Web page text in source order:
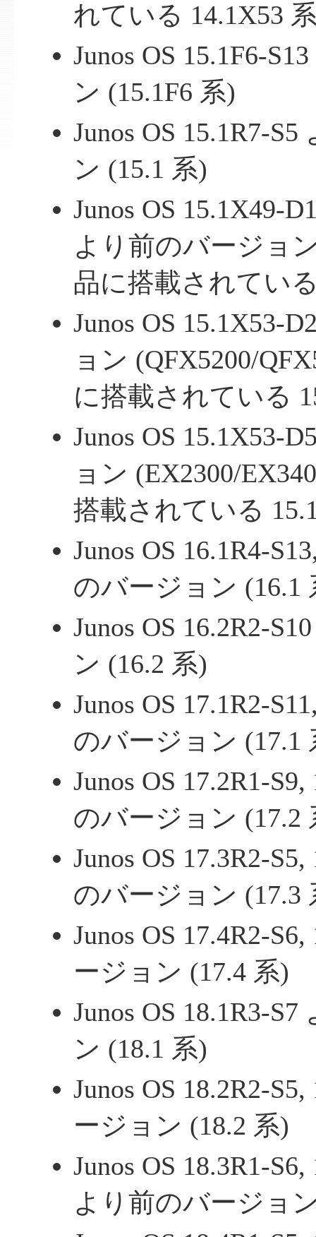
れている 14.1X53
Junos OS 15.1F6-
ン (15.1F6 系)
Junos OS 15.1R7-
ン (15.1 系)
Junos OS 15.1X49-
より前のバージョ
品に搭載されてい
Junos OS 15.1X53-
ョン (QFX5200/
に搭載されている
Junos OS 15.1X53-
ョン (EX2300/
搭載されている
Junos OS 16.1R4-
のバージョン (16.1
Junos OS 16.2R2-
ン (16.2 系)
Junos OS 17.1R2-
のバージョン (17.1
Junos OS 17.2R1-
のバージョン (17.2
Junos OS 17.3R2-
のバージョン (17.3
Junos OS 17.4R2-
ージョン (17.4 系)
Junos OS 18.1R3-
ン (18.1 系)
Junos OS 18.2R2-
ージョン (18.2 系)
Junos OS 18.3R1-
より前のバージョ